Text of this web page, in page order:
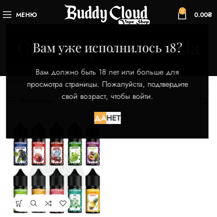
Вам уже исполнилось 18?
Вам должно быть 18 лет или больше для
просмотра страницы. Пожалуйста, подтвердите
свой возраст, чтобы войти.
ДАНЕТ
МЕНЮ 0 0.00₴
Cranberry Cherry Soda
Категории
Главная Товар Вкус
Cranberry Cherry Soda
Отображение единственного товара